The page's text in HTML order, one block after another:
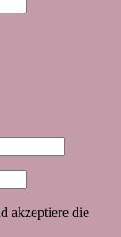
akzeptiere die